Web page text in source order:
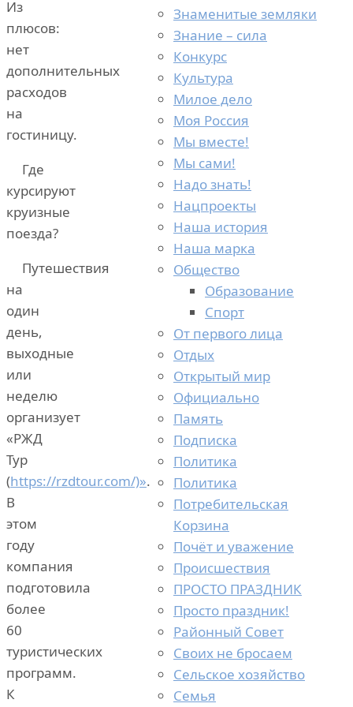
Из
плюсов:
нет
дополнительных
расходов
на
гостиницу.
Где
курсируют
круизные
поезда?
Путешествия
на
один
день,
выходные
или
неделю
организует
«РЖД
Тур
(https://rzdtour.com/)».
В
этом
году
компания
подготовила
более
60
туристических
программ.
К
Знаменитые земляки
Знание – сила
Конкурс
Культура
Милое дело
Моя Россия
Мы вместе!
Мы сами!
Надо знать!
Нацпроекты
Наша история
Наша марка
Общество
Образование
Спорт
От первого лица
Отдых
Открытый мир
Официально
Память
Подписка
Политика
Политика
Потребительская
Корзина
Почёт и уважение
Происшествия
ПРОСТО ПРАЗДНИК
Просто праздник!
Районный Совет
Своих не бросаем
Сельское хозяйство
Семья